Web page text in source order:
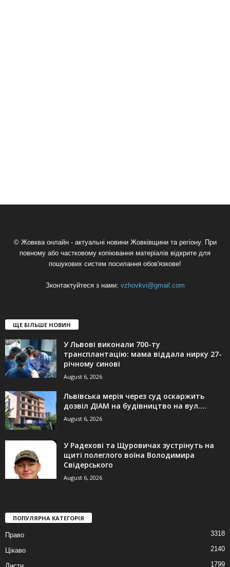
© Жовква онлайн - актуальні новини Жовківщини та регіону. При
повному або частковому копіювання матеріалів відкрите для
пошукових систем посилання обов'язкове!
Зконтактуйтеся з нами: vzhovkvi@gmail.com
ЩЕ БІЛЬШЕ НОВИН
У Львові виконали 700-ту
трансплантацію: мама віддала нирку 27-
річному синові
August 6, 2026
Львівська мерія через суд оскаржить
дозвіл ДІАМ на будівництво на вул....
August 6, 2026
У Радехові та Щуровичах зустрінуть на
щиті полеглого воїна Володимира
Свідерського
August 6, 2026
ПОПУЛЯРНА КАТЕГОРІЯ
Право 3318
Цікаво 2140
1799